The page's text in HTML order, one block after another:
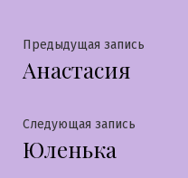
Навигация
по
записям
Предыдущая запись
Анастасия
Следующая запись
Юленька